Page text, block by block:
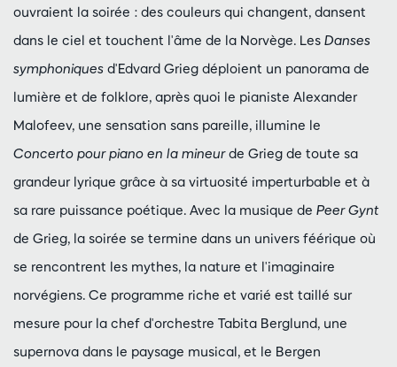
ouvraient la soirée : des couleurs qui changent, dansent
dans le ciel et touchent l'âme de la Norvège. Les Danses
symphoniques d'Edvard Grieg déploient un panorama de
lumière et de folklore, après quoi le pianiste Alexander
Malofeev, une sensation sans pareille, illumine le
Concerto pour piano en la mineurde Grieg de toute sa
grandeur lyrique grâce à sa virtuosité imperturbable et à
sa rare puissance poétique. Avec la musique de Peer Gynt
de Grieg, la soirée se termine dans un univers féérique où
se rencontrent les mythes, la nature et l'imaginaire
norvégiens. Ce programme riche et varié est taillé sur
mesure pour la chef d'orchestre Tabita Berglund, une
supernova dans le paysage musical, et le Bergen